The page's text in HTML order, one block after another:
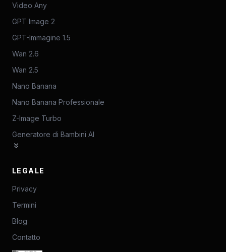
Video Any
GPT Image 2
GPT-Immagine 1.5
Wan 2.6
Wan 2.5
Nano Banana
Nano Banana Professionale
Z-Image Turbo
Generatore di Bambini AI
LEGALE
Privacy
Termini
Blog
Contatto